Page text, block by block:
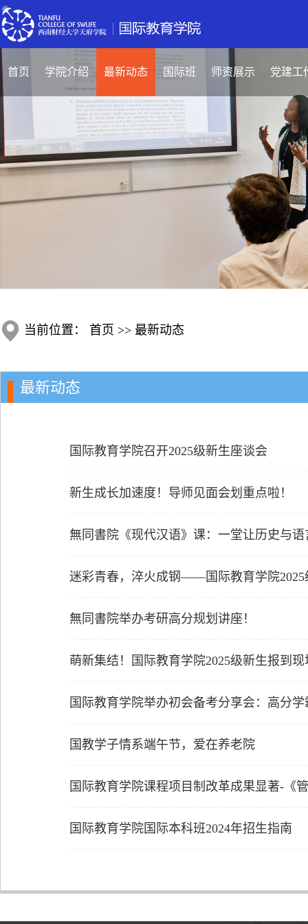
首页 学院介绍 最新动态 国际班 师资展示 党建工
当前位置： 首页 >> 最新动态
最新动态
国际教育学院召开2025级新生座谈会
新生成长加速度！导师见面会划重点啦！
無同書院《现代汉语》课：一堂让历史与
迷彩青春，淬火成钢——国际教育学院2025
無同書院举办考研高分规划讲座！
萌新集结！国际教育学院2025级新生报到
国际教育学院举办初会备考分享会：高分
国教学子情系端午节，爱在养老院
国际教育学院课程项目制改革成果显著-《
国际教育学院国际本科班2024年招生指南